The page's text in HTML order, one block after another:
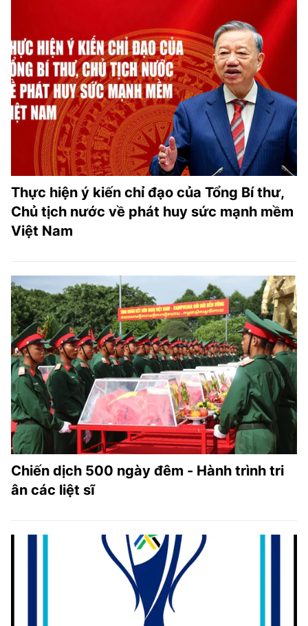
Thực hiện ý kiến chỉ đạo của Tổng Bí thư,
Chủ tịch nước về phát huy sức mạnh mềm
Việt Nam
Chiến dịch 500 ngày đêm - Hành trình tri
ân các liệt sĩ